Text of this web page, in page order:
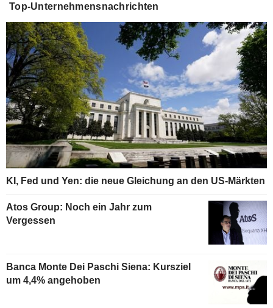
Top-Unternehmensnachrichten
KI, Fed und Yen: die neue Gleichung an den US-Märkten
Atos Group: Noch ein Jahr zum
Vergessen
Banca Monte Dei Paschi Siena: Kursziel
um 4,4% angehoben